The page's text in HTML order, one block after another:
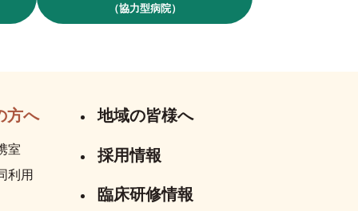
（協力型病院）
方へ
室
利用
地域の皆様へ
採用情報
臨床研修情報